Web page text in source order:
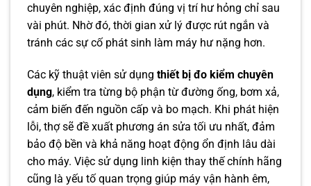
chuyên nghiệp, xác định đúng vị trí hư hỏng chỉ sau
vài phút. Nhờ đó, thời gian xử lý được rút ngắn và
tránh các sự cố phát sinh làm máy hư nặng hơn.
Các kỹ thuật viên sử dụng thiết bị đo kiểm chuyên
dụng, kiểm tra từng bộ phận từ đường ống, bơm xả,
cảm biến đến nguồn cấp và bo mạch. Khi phát hiện
lỗi, thợ sẽ đề xuất phương án sửa tối ưu nhất, đảm
bảo độ bền và khả năng hoạt động ổn định lâu dài
cho máy. Việc sử dụng linh kiện thay thế chính hãng
cũng là yếu tố quan trọng giúp máy vận hành êm,